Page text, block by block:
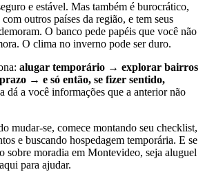
e estável. Mas também é burocrático,
outros países da região, e tem seus
O banco pede papéis que você não
O clima no inverno pode ser duro.
alugar temporário → explorar bairros
→ e só então, se fizer sentido,
dá a você informações que a anterior não
mudar-se, comece montando seu checklist,
e buscando hospedagem temporária. E se
sobre moradia em Montevideo, seja aluguel
para ajudar.